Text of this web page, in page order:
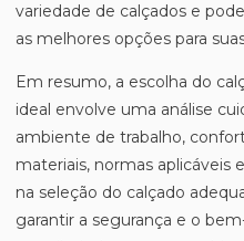
variedade de calçados e
as melhores opções para
Em resumo, a escolha do
ideal envolve uma análise
ambiente de trabalho,
materiais, normas
na seleção do calçado
garantir a segurança e o